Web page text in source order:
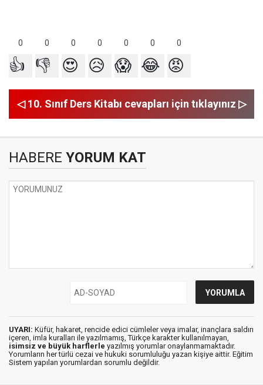
0 0 0 0 0 0 0
👍 👎 😍 😥 😱 😂 😡
◁ 10. Sınıf Ders Kitabı cevapları için tıklayınız ▷
HABERE YORUM KAT
UYARI: Küfür, hakaret, rencide edici cümleler veya imalar, inançlara saldırı
içeren, imla kuralları ile yazılmamış, Türkçe karakter kullanılmayan,
isimsiz ve büyük harflerle yazılmış yorumlar onaylanmamaktadır.
Yorumların her türlü cezai ve hukuki sorumluluğu yazan kişiye aittir. Eğitim
Sistem yapılan yorumlardan sorumlu değildir.